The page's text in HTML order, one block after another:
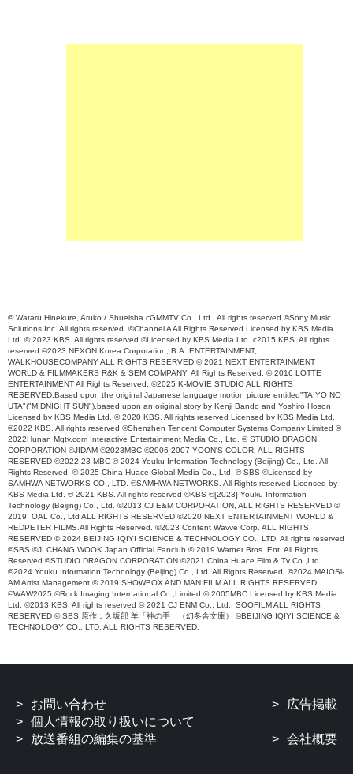
© Wataru Hinekure, Aruko / Shueisha cGMMTV Co., Ltd., All rights reserved ©Sony Music
Solutions Inc. All rights reserved. ©Channel A All Rights Reserved Licensed by KBS Media
Ltd. © 2023 KBS. All rights reserved ©Licensed by KBS Media Ltd. c2015 KBS. All rights
reserved ©2023 NEXON Korea Corporation, B.A. ENTERTAINMENT,
WALKHOUSECOMPANY ALL RIGHTS RESERVED © 2021 NEXT ENTERTAINMENT
WORLD & FILMMAKERS R&K & SEM COMPANY. All Rights Reserved. © 2016 LOTTE
ENTERTAINMENT All Rights Reserved. ©2025 K-MOVIE STUDIO ALL RIGHTS
RESERVED.Based upon the original Japanese language motion picture entitled"TAIYO NO
UTA"("MIDNIGHT SUN"),based upon an original story by Kenji Bando and Yoshiro Hoson
Licensed by KBS Media Ltd. © 2020 KBS. All rights reserved Licensed by KBS Media Ltd.
©2022 KBS. All rights reserved ©Shenzhen Tencent Computer Systems Company Limited ©
2022Hunan Mgtv.com Interactive Entertainment Media Co., Ltd. © STUDIO DRAGON
CORPORATION ©JIDAM ©2023MBC ©2006-2007 YOON'S COLOR. ALL RIGHTS
RESERVED ©2022-23 MBC © 2024 Youku Information Technology (Beijing) Co., Ltd. All
Rights Reserved. © 2025 China Huace Global Media Co., Ltd. © SBS ©Licensed by
SAMHWA NETWORKS CO., LTD. ©SAMHWA NETWORKS. All Rights reserved Licensed by
KBS Media Ltd. © 2021 KBS. All rights reserved ©KBS ©[2023] Youku Information
Technology (Beijing) Co., Ltd. ©2013 CJ E&M CORPORATION, ALL RIGHTS RESERVED ©
2019. OAL Co., Ltd ALL RIGHTS RESERVED ©2020 NEXT ENTERTAINMENT WORLD &
REDPETER FILMS.All Rights Reserved. ©2023 Content Wavve Corp. ALL RIGHTS
RESERVED © 2024 BEIJING IQIYI SCIENCE & TECHNOLOGY CO., LTD. All rights reserved
©SBS ©JI CHANG WOOK Japan Official Fanclub © 2019 Warner Bros. Ent. All Rights
Reserved ©STUDIO DRAGON CORPORATION ©2021 China Huace Film & Tv Co.,Ltd.
©2024 Youku Information Technology (Beijing) Co., Ltd. All Rights Reserved. ©2024 MAIOSi-
AM Artist Management © 2019 SHOWBOX AND MAN FILM ALL RIGHTS RESERVED.
©WAW2025 ©Rock Imaging International Co.,Limited © 2005MBC Licensed by KBS Media
Ltd. ©2013 KBS. All rights reserved © 2021 CJ ENM Co., Ltd., SOOFILM ALL RIGHTS
RESERVED © SBS 原作：久坂部 羊「神の手」（幻冬舎文庫） ©BEIJING IQIYI SCIENCE &
TECHNOLOGY CO., LTD. ALL RIGHTS RESERVED.
お問い合わせ
広告掲載
個人情報の取り扱いについて
放送番組の編集の基準
会社概要